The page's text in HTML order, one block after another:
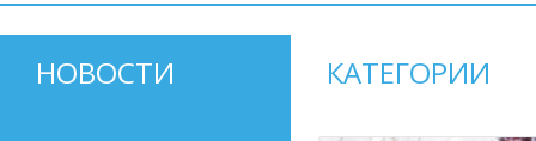
НОВОСТИ КАТЕГОРИИ